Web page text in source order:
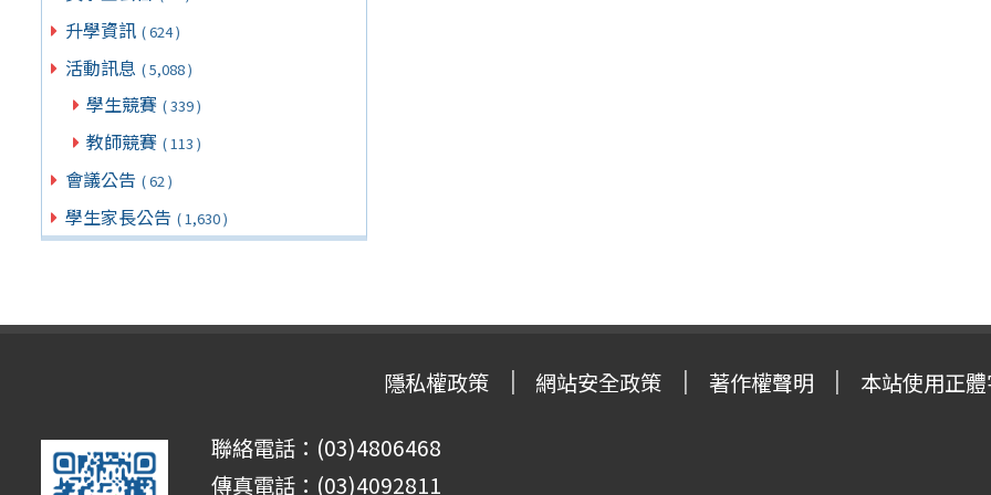
升學資訊 ( 624 )
活動訊息 ( 5,088 )
學生競賽 ( 339 )
教師競賽 ( 113 )
會議公告 ( 62 )
學生家長公告 ( 1,630 )
隱私權政策 網站安全政策 著作權聲明 本站使用正
聯絡電話：(03)4806468
傳真電話：(03)4092811